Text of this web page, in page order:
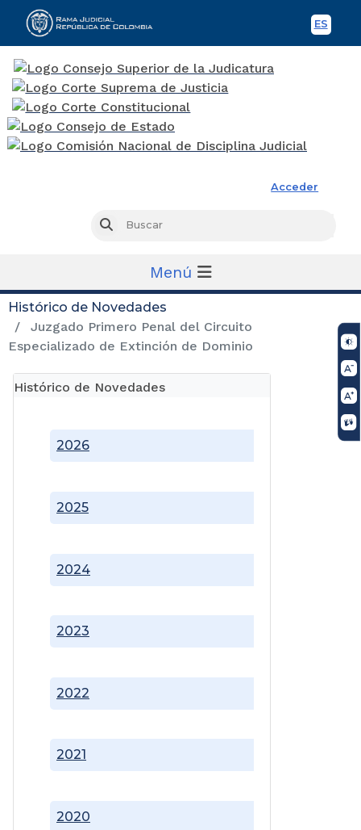
ES
Acceder
Buscar
Menú
Histórico de Novedades
Juzgado Primero Penal del Circuito
Especializado de Extinción de Dominio
Histórico de Novedades
2020
2021
2022
2023
2024
2025
2026